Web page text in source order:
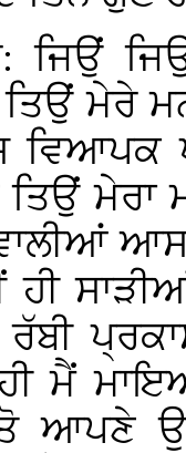
ਜਿਉਂ
ਮੇਰੇ
ਵਿਆਪਕ
ਮੇਰਾ
ਹੀ
ਮੈਂ
ਆਪਣੇ